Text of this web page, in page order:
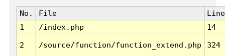
No. File
Line
1
/index.php 14
2 /source/function/function_extend.php 324